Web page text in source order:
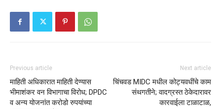
Previous article
माहिती अधिकारात माहिती देण्यास
भीमाशंकर वन विभागाचा विरोध; DPDC
व अन्य योजनांत करोडो रुपयांच्या
Next article
चिंचवड MIDC मधील कोट्यवधींचे काम
संथगतीने; वादग्रस्त ठेकेदारावर
कारवाईला टाळाटाळ,